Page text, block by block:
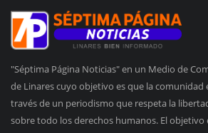
"Séptima Página Noticias" en un Medio de
de Linares cuyo objetivo es que la comunidad
través de un periodismo que respeta la
sobre todo los derechos humanos. El objetivo